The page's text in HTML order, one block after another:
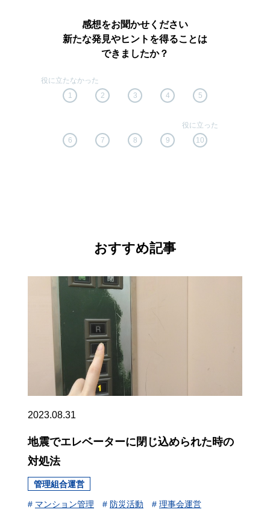
感想をお聞かせください
新たな発見やヒントを得ることは
できましたか？
1 2 3 4 5
6 7 8 9 10
おすすめ記事
2023.08.31
地震でエレベーターに閉じ込められた時の
対処法
管理組合運営
# マンション管理 # 防災活動 # 理事会運営